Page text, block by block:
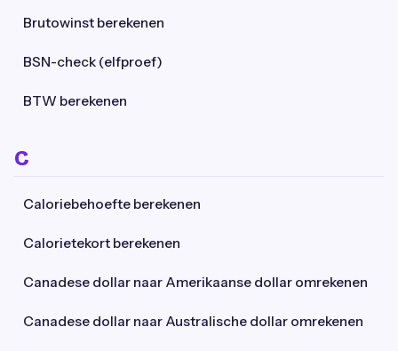
Brutowinst berekenen
BSN-check (elfproef)
BTW berekenen
C
Caloriebehoefte berekenen
Calorietekort berekenen
Canadese dollar naar Amerikaanse dollar omrekenen
Canadese dollar naar Australische dollar omrekenen